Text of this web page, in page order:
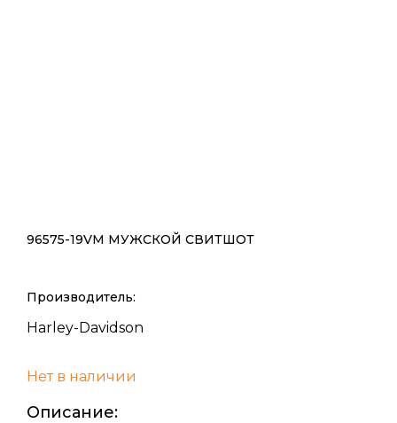
96575-19VM МУЖСКОЙ СВИТШОТ
Производитель:
Harley-Davidson
Нет в наличии
Описание: